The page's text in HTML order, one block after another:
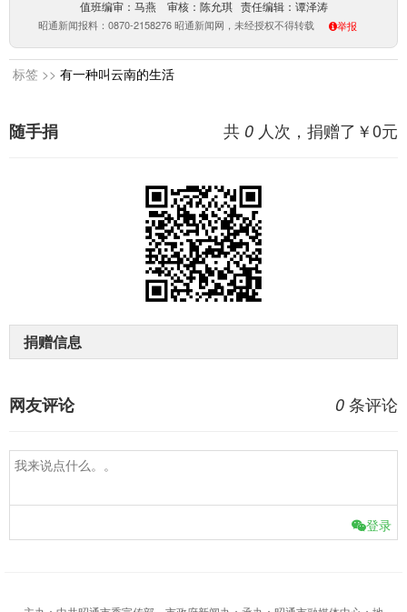
值班编审：马燕 审核：陈允琪 责任编辑：谭泽涛
昭通新闻报料：0870-2158276 昭通新闻网，未经授权不得转载 举报
标签 >> 有一种叫云南的生活
共 0 人次，捐赠了￥0元
随手捐
捐赠信息
0 条评论
网友评论
登录